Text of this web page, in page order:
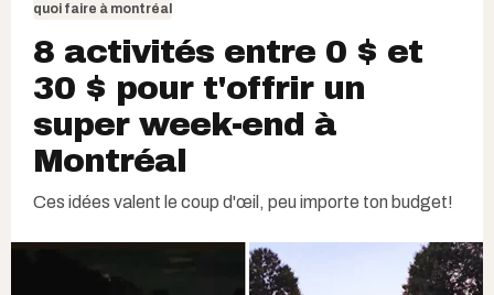
quoi faire à montréal
8 activités entre 0 $ et
30 $ pour t'offrir un
super week-end à
Montréal
Ces idées valent le coup d'œil, peu importe ton budget!